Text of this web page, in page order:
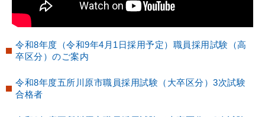
令和8年度（令和9年4月1日採用予定）職員採用試験（高
卒区分）のご案内
令和8年度五所川原市職員採用試験（大卒区分）3次試験
合格者